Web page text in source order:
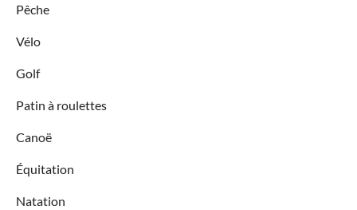
Pêche
Vélo
Golf
Patin à roulettes
Canoë
Équitation
Natation